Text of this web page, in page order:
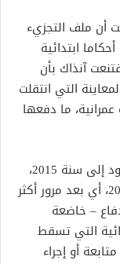
أن ملف التجزيء
ابتدائية
آنذاك بأن
التي انتقلت
ما دفعها
وأضافت الهيئة أن الوثيقة محل المتابعة تعود إلى سنة 2015،
في حين تم تحريك الشكاية بشأنها سنة 2021، أي بعد مرور أكثر
– خاضعة
التي تسقط
أو إجراء